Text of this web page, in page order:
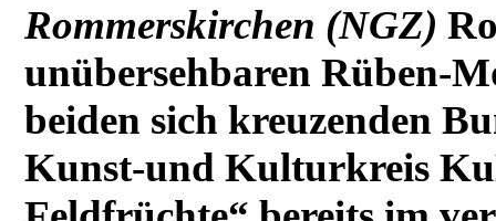
Rommerskirchen (NGZ)
unübersehbaren Rüben-
beiden sich kreuzenden
Kunst-und Kulturkreis